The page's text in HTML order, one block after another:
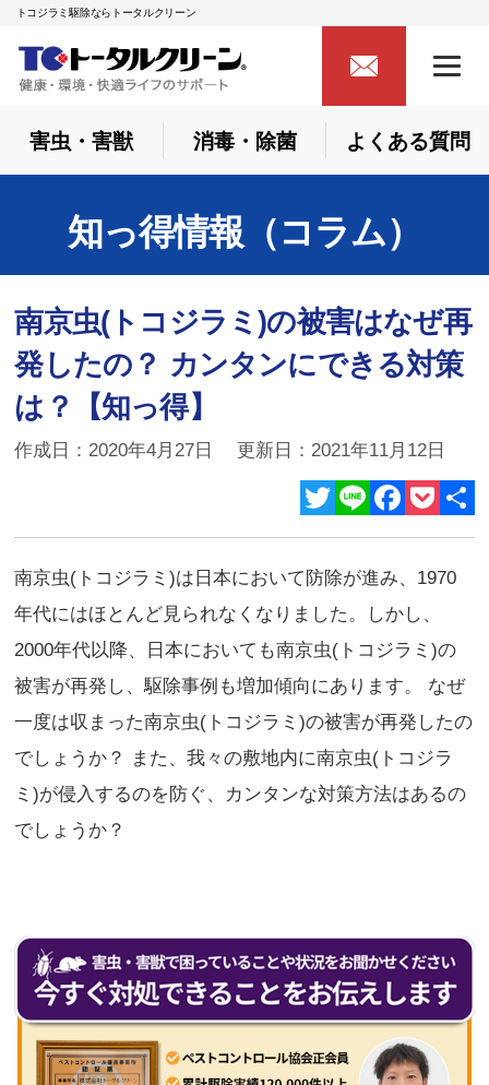
トコジラミ駆除ならトータルクリーン
害虫・害獣 消毒・除菌 よくある質問
知っ得情報（コラム）
南京虫(トコジラミ)の被害はなぜ再
発したの？ カンタンにできる対策
は？【知っ得】
作成日：2020年4月27日 更新日：2021年11月12日
有
南京虫(トコジラミ)は日本において防除が進み、1970
年代にはほとんど見られなくなりました。しかし、
2000年代以降、日本においても南京虫(トコジラミ)の
被害が再発し、駆除事例も増加傾向にあります。 なぜ
一度は収まった南京虫(トコジラミ)の被害が再発したの
でしょうか？ また、我々の敷地内に南京虫(トコジラ
ミ)が侵入するのを防ぐ、カンタンな対策方法はあるの
でしょうか？